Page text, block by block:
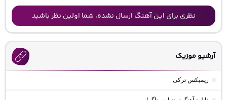
نظری برای این آهنگ ارسال نشده، شما اولین نظر باشید
آرشیو موزیک
ریمیکس ترکی